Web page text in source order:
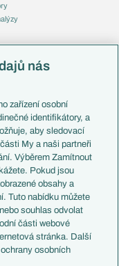
soutěž
nás
zařízení osobní
identifikátory, a
aby sledovací
My a naši partneři
Výběrem Zamítnout
Pokud jsou
obsahy a
Tuto nabídku můžete
souhlas odvolat
části webové
stránka. Další
osobních